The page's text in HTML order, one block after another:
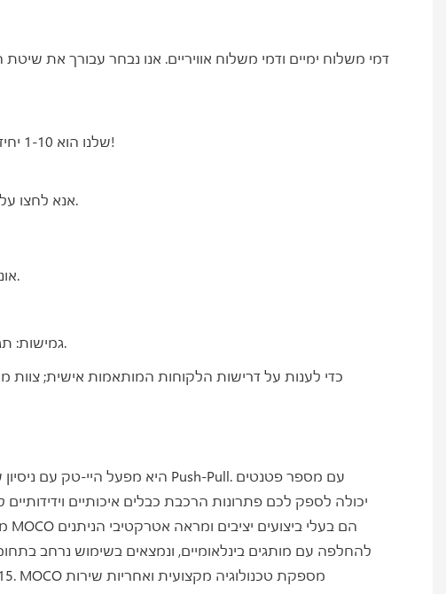
עבור רוב המחברים הסטנדרטיים, ה-MOQ שלנו הוא 1-10 יחידות. אנו תומכים בהזמנות לדוגמה עבור כל סדרה. למידע נוסף, אנא פנו אלינו!
אנא לחצו על התגית "צור קשר". לאחר מכן תוכלו לשלוח לנו את פנייתכם בדוא"ל, או להתקשר אלינו ישירות. בואו נדבר על הפרטים.
1. אוניברסליות: בשימוש נרחב בתחומי הצבא, הרפואה, האודיו-וידאו, הניווט, המדידה, התעופה, הביטחון, התקשורת והרכב.
3. גמישות: תגובה מהירה וגמישה לדרישות הלקוח ולשינויים בשוק. דגמים אוניברסליים עשירים במלאי כדי להשיג אספקה ​​מהירה.